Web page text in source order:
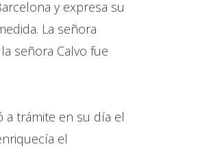
y expresa su
La señora
señora Calvo fue
a trámite en su día el
el